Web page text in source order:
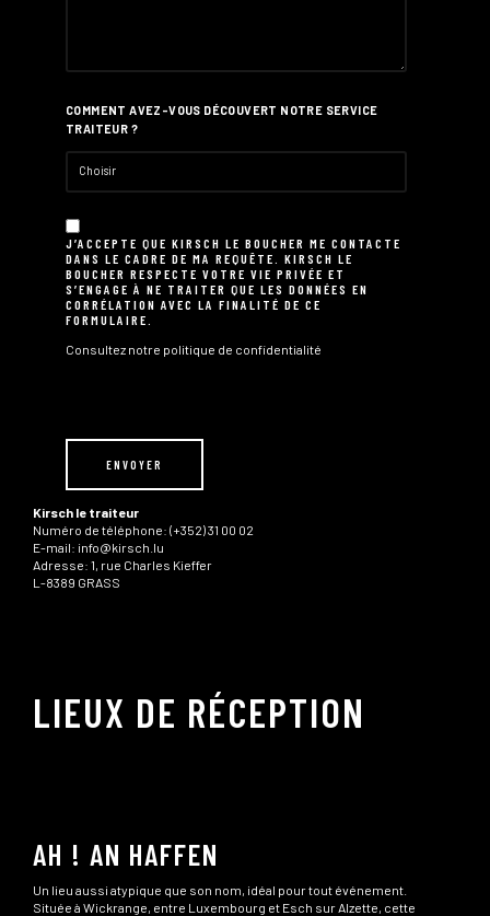
COMMENT AVEZ-VOUS DÉCOUVERT NOTRE SERVICE
TRAITEUR ?
J’ACCEPTE QUE KIRSCH LE BOUCHER ME CONTACTE
DANS LE CADRE DE MA REQUÊTE. KIRSCH LE
BOUCHER RESPECTE VOTRE VIE PRIVÉE ET
S’ENGAGE À NE TRAITER QUE LES DONNÉES EN
CORRÉLATION AVEC LA FINALITÉ DE CE
FORMULAIRE.
Consultez notre politique de confidentialité
Kirsch le traiteur
Numéro de téléphone: (+352) 31 00 02
E-mail: info@kirsch.lu
Adresse: 1, rue Charles Kieffer
L-8389 GRASS
LIEUX DE RÉCEPTION
AH ! AN HAFFEN
Un lieu aussi atypique que son nom, idéal pour tout événement.
Située à Wickrange, entre Luxembourg et Esch sur Alzette, cette